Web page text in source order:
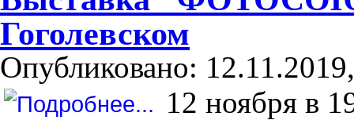
Гоголевском
Опубликовано:
12 ноября в